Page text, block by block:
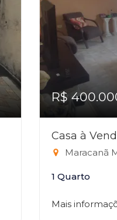
R$
Casa à
Maracanã
1 Quarto
Mais